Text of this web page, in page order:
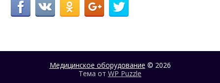
Медицинское оборудование © 2026
Тема от WP Puzzle